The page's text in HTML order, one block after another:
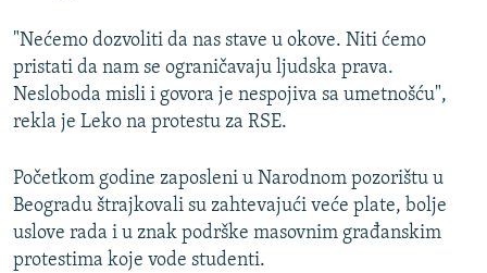
"Nećemo dozvoliti da nas stave u okove. Niti ćemo
pristati da nam se ograničavaju ljudska prava.
Nesloboda misli i govora je nespojiva sa umetnošću",
rekla je Leko na protestu za RSE.
Početkom godine zaposleni u Narodnom pozorištu u
Beogradu štrajkovali su zahtevajući veće plate, bolje
uslove rada i u znak podrške masovnim građanskim
protestima koje vode studenti.